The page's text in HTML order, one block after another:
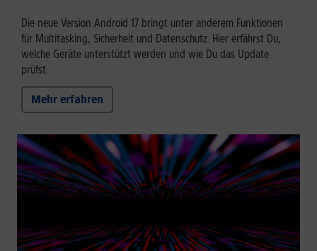
Die neue Version Android 17 bringt unter anderem Funktionen
für Multitasking, Sicherheit und Datenschutz. Hier erfährst Du,
welche Geräte unterstützt werden und wie Du das Update
prüfst.
Mehr erfahren